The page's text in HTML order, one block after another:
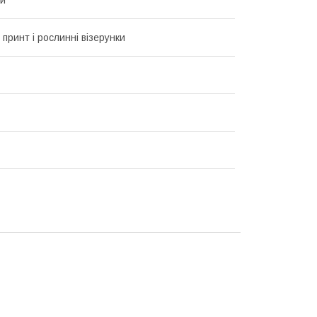
принт і рослинні візерунки